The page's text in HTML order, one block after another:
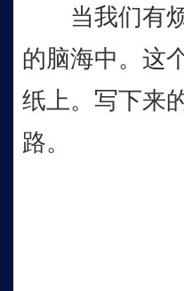
当我们有烦
的脑海中。这
纸上。写下来
路。